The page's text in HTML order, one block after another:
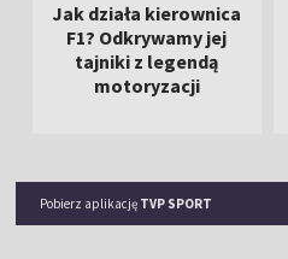
Jak działa kierownica
F1? Odkrywamy jej
tajniki z legendą
motoryzacji
Pobierz aplikację TVP SPORT